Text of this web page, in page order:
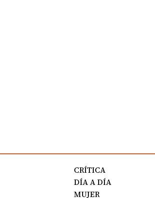
CRÍTICA
DÍA A DÍA
MUJER